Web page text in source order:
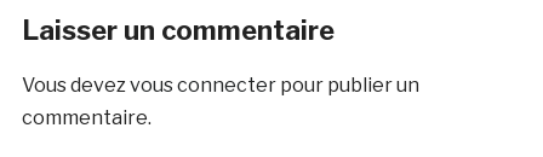
Laisser un commentaire
Vous devezvous connecterpour publier un
commentaire.